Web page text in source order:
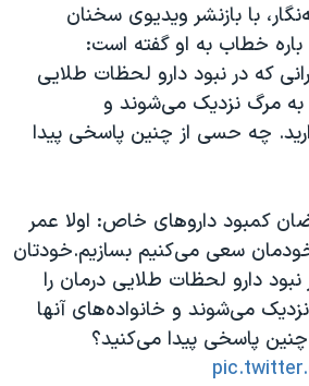
«سی‌پک»
چین
با بازنشر ویدیوی سخنان
باره خطاب به او گفته است:
که در نبود دارو لحظات طلایی
به مرگ نزدیک می‌شوند و
چه حسی از چنین پاسخی پیدا
کمبود داروهای خاص: اولا عمر
سعی می‌کنیم بسازیم.خودتان
نبود دارو لحظات طلایی درمان را
می‌شوند و خانواده‌های آنها
پاسخی پیدا می‌کنید؟